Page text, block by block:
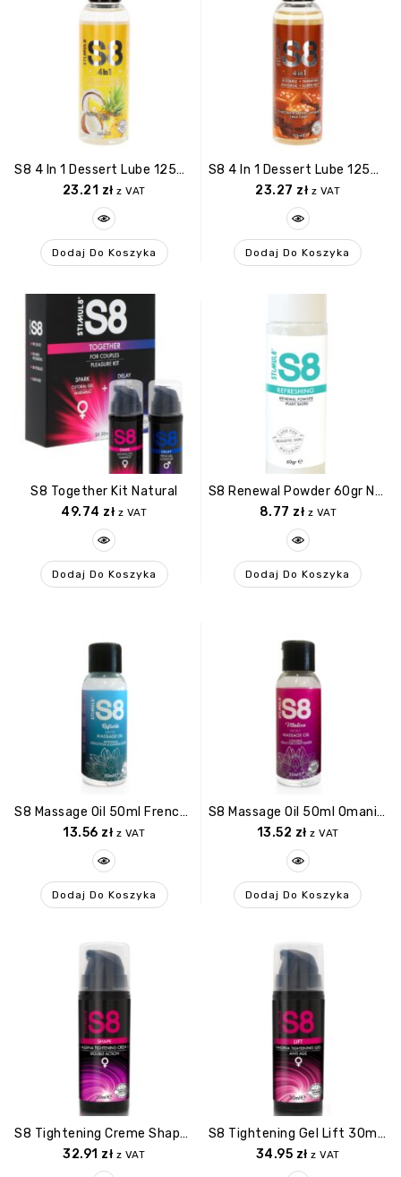
S8 4 In 1 Dessert Lube 125ml Pineapple
23.21 zł z VAT
Dodaj Do Koszyka
S8 4 In 1 Dessert Lube 125ml Chocolate
23.27 zł z VAT
Dodaj Do Koszyka
S8 Together Kit Natural
49.74 zł z VAT
Dodaj Do Koszyka
S8 Renewal Powder 60gr Natural
8.77 zł z VAT
Dodaj Do Koszyka
S8 Massage Oil 50ml French Plum & Egyptian Cotton
13.56 zł z VAT
Dodaj Do Koszyka
S8 Massage Oil 50ml Omani Lime & Spicy Ginger
13.52 zł z VAT
Dodaj Do Koszyka
S8 Tightening Creme Shape 30ml Natural
32.91 zł z VAT
S8 Tightening Gel Lift 30ml Natural
34.95 zł z VAT